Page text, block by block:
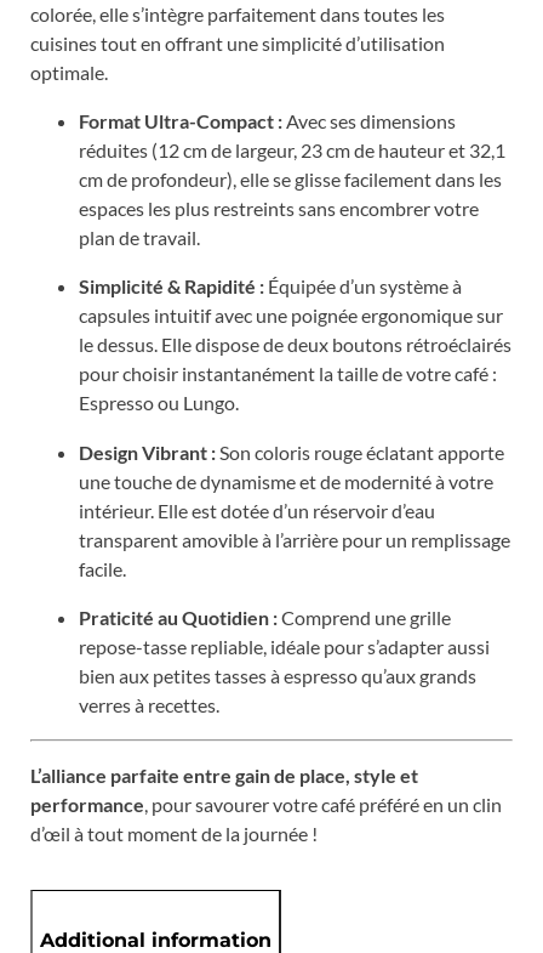
colorée, elle s’intègre parfaitement dans toutes les
cuisines tout en offrant une simplicité d’utilisation
optimale.
Format Ultra-Compact :Avec ses dimensions
réduites (12 cm de largeur, 23 cm de hauteur et 32,1
cm de profondeur), elle se glisse facilement dans les
espaces les plus restreints sans encombrer votre
plan de travail.
Simplicité & Rapidité : Équipée d’un système à
capsules intuitif avec une poignée ergonomique sur
le dessus. Elle dispose de deux boutons rétroéclairés
pour choisir instantanément la taille de votre café :
Espresso ou Lungo.
Design Vibrant : Son coloris rouge éclatant apporte
une touche de dynamisme et de modernité à votre
intérieur. Elle est dotée d’un réservoir d’eau
transparent amovible à l’arrière pour un remplissage
facile.
Praticité au Quotidien :Comprend une grille
repose-tasse repliable, idéale pour s’adapter aussi
bien aux petites tasses à espresso qu’aux grands
verres à recettes.
L’alliance parfaite entre gain de place, style et
performance, pour savourer votre café préféré en un clin
d’œil à tout moment de la journée !
Additional information